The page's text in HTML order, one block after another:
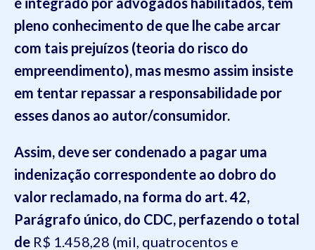
pleno conhecimento de que lhe cabe arcar
com tais prejuízos (teoria do risco do
empreendimento), mas mesmo assim insiste
em tentar repassar a responsabilidade por
esses danos ao autor/consumidor.
Assim, deve ser condenado a pagar uma
indenização correspondente ao dobro do
valor reclamado, na forma do art. 42,
Parágrafo único, do CDC, perfazendo o total
de R$ 1.458,28 (mil, quatrocentos e